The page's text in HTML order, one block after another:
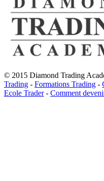
© 2015 Diamond Trading
Trading - Formations Trading -
Ecole Trader- Comment